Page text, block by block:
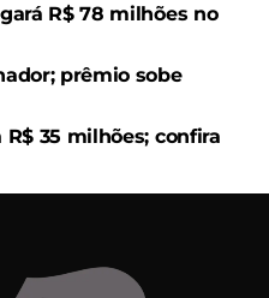
R$ 78 milhões no
prêmio sobe
35 milhões; confira